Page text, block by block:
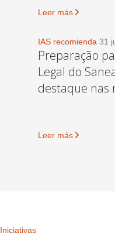
Leer más
IAS recomienda 31
Preparação
Legal do
destaque nas
Leer más
Iniciativas